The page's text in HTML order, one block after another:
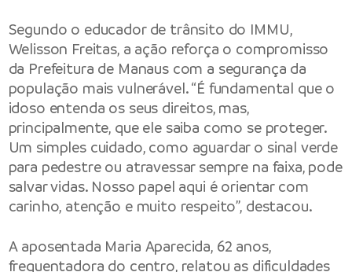
Segundo o educador de trânsito do IMMU,
Welisson Freitas, a ação reforça o compromisso
da Prefeitura de Manaus com a segurança da
população mais vulnerável. “É fundamental que o
idoso entenda os seus direitos, mas,
principalmente, que ele saiba como se proteger.
Um simples cuidado, como aguardar o sinal verde
para pedestre ou atravessar sempre na faixa, pode
salvar vidas. Nosso papel aqui é orientar com
carinho, atenção e muito respeito”, destacou.
A aposentada Maria Aparecida, 62 anos,
frequentadora do centro, relatou as dificuldades